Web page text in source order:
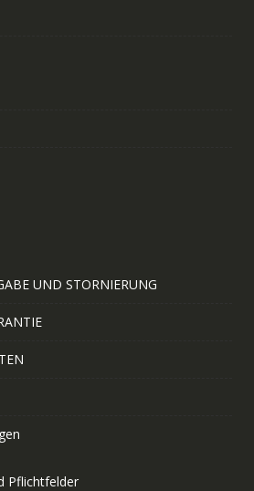
UND STORNIERUNG
Pflichtfelder